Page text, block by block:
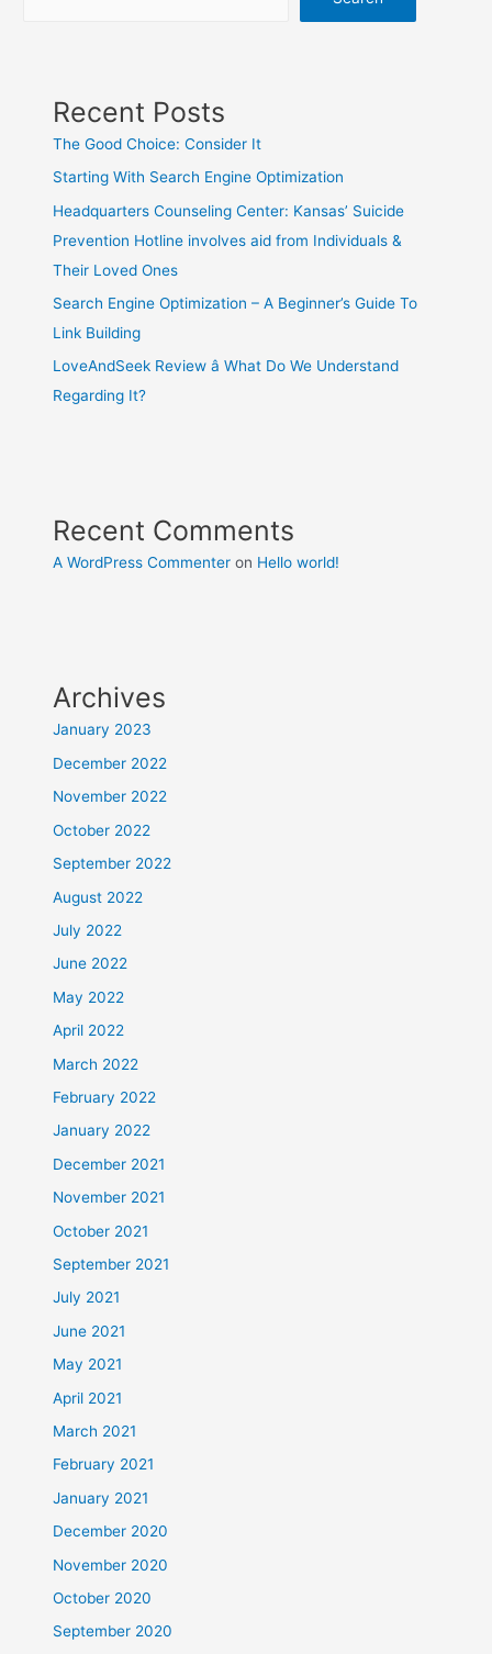
Recent Posts
The Good Choice: Consider It
Starting With Search Engine Optimization
Headquarters Counseling Center: Kansas’ Suicide
Prevention Hotline involves aid from Individuals &
Their Loved Ones
Search Engine Optimization – A Beginner’s Guide To
Link Building
LoveAndSeek Review â What Do We Understand
Regarding It?
Recent Comments
A WordPress Commenter on Hello world!
Archives
January 2023
December 2022
November 2022
October 2022
September 2022
August 2022
July 2022
June 2022
May 2022
April 2022
March 2022
February 2022
January 2022
December 2021
November 2021
October 2021
September 2021
July 2021
June 2021
May 2021
April 2021
March 2021
February 2021
January 2021
December 2020
November 2020
October 2020
September 2020